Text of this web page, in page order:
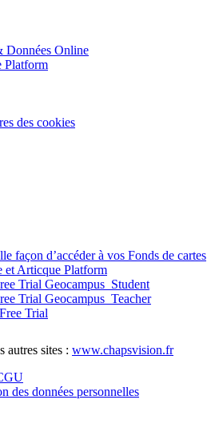
Données Online
Platform
des cookies
façon d’accéder à vos Fonds de cartes
et Articque Platform
Trial Geocampus_Student
Trial Geocampus_Teacher
Trial
autres sites : www.chapsvision.fr
des données personnelles